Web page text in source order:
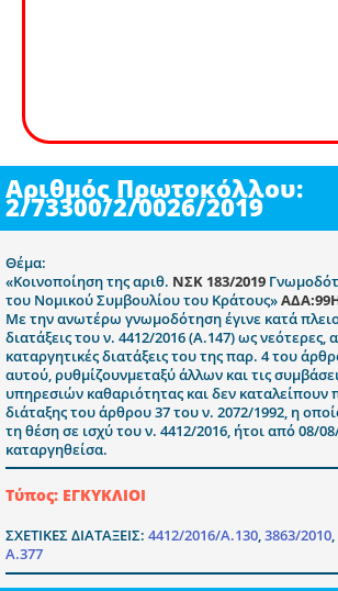
Αριθμός Πρωτοκόλλου:
2/73300/2/0026/2019
Θέμα:
«Κοινοποίηση της αριθ. ΝΣΚ 183/2019
του Νομικού Συμβουλίου του Κράτους»
Με την ανωτέρω γνωμοδότηση έγινε κατά
διατάξεις του ν. 4412/2016 (Α.147) ως νεότερες,
καταργητικές διατάξεις του της παρ. 4 του
αυτού, ρυθμίζουνμεταξύ άλλων και τις
υπηρεσιών καθαριότητας και δεν καταλείπουν
διάταξης του άρθρου 37 του ν. 2072/1992, η
τη θέση σε ισχύ του ν. 4412/2016, ήτοι από 08/
καταργηθείσα.
Τύπος: ΕΓΚΥΚΛΙΟΙ
ΣΧΕΤΙΚΕΣ ΔΙΑΤΑΞΕΙΣ: 4412/2016/Α.130,3863/2010,
Α.377